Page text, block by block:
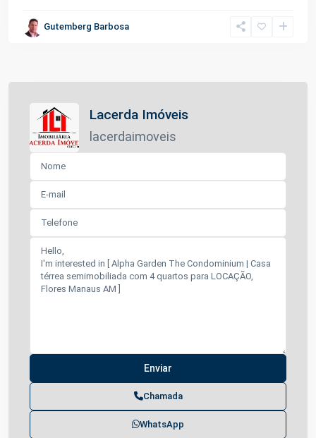
Gutemberg Barbosa
Lacerda Imóveis
lacerdaimoveis
Chamada
WhatsApp